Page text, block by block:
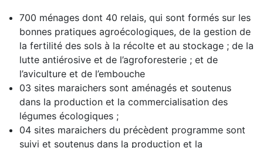
700 ménages dont 40 relais, qui sont formés sur les
bonnes pratiques agroécologiques, de la gestion de
la fertilité des sols à la récolte et au stockage ; de la
lutte antiérosive et de l’agroforesterie ; et de
l’aviculture et de l’embouche
03 sites maraichers sont aménagés et soutenus
dans la production et la commercialisation des
légumes écologiques ;
04 sites maraichers du précèdent programme sont
suivi et soutenus dans la production et la